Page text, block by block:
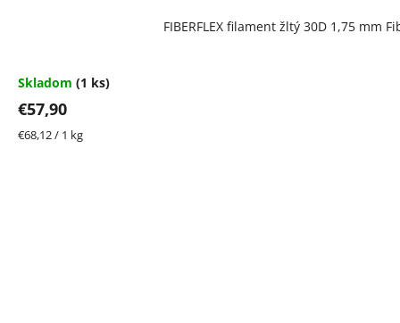
FIBERFLEX filament žltý 30D 1,75 mm
Skladom (1 ks)
€57,90
Jednotková
€68,12 / 1 kg